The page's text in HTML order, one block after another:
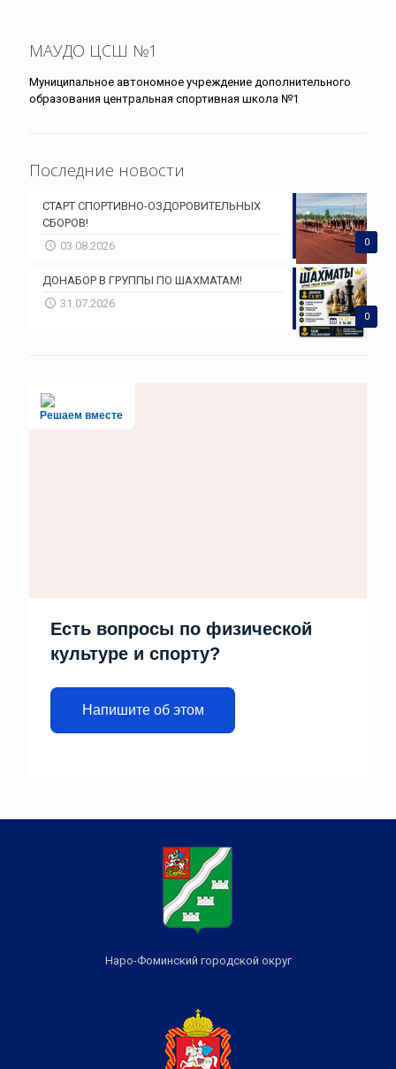
МАУДО ЦСШ №1
Муниципальное автономное учреждение дополнительного
образования центральная спортивная школа №1
Последние новости
0
СТАРТ СПОРТИВНО-ОЗДОРОВИТЕЛЬНЫХ
СБОРОВ!
03.08.2026
0
ДОНАБОР В ГРУППЫ ПО ШАХМАТАМ!
31.07.2026
Решаем вместе
Есть вопросы по физической
культуре и спорту?
Напишите об этом
Наро-Фоминский городской округ